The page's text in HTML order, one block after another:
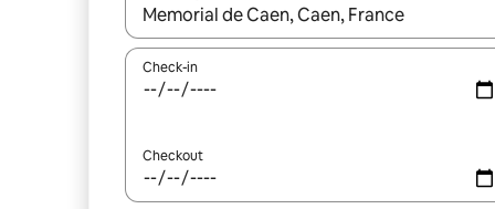
Quando os resultados estiverem disponíveis,
Check-in
Checkout